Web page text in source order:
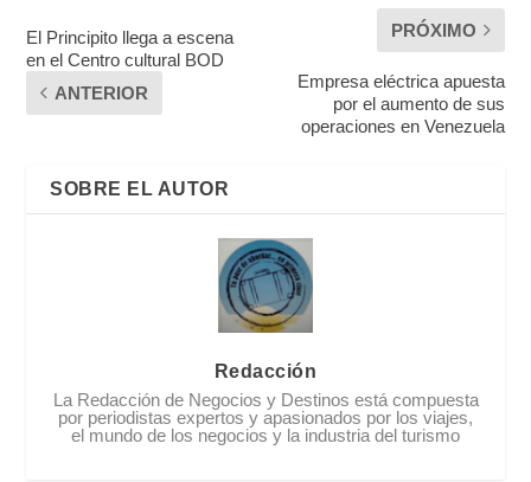
El Principito llega a escena
en el Centro cultural BOD
ANTERIOR
PRÓXIMO
Empresa eléctrica apuesta
por el aumento de sus
operaciones en Venezuela
SOBRE EL AUTOR
Redacción
La Redacción de Negocios y Destinos está compuesta
por periodistas expertos y apasionados por los viajes,
el mundo de los negocios y la industria del turismo